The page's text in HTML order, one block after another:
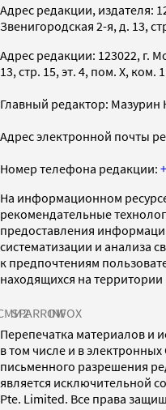
Адрес редакции, издателя:
Звенигородская 2-я, д. 13,
Адрес редакции: 123022, г.
13, стр. 15, эт. 4, пом. X, ком. 1
Главный редактор:
Адрес электронной почты
Номер телефона редакции:
На информационном
рекомендательные
предоставления
систематизации и анализа
к предпочтениям
находящихся на
SPARROWINFOX
Перепечатка материалов и
в том числе и в
письменного разрешения
является исключительной
Pte. Limited. Все права